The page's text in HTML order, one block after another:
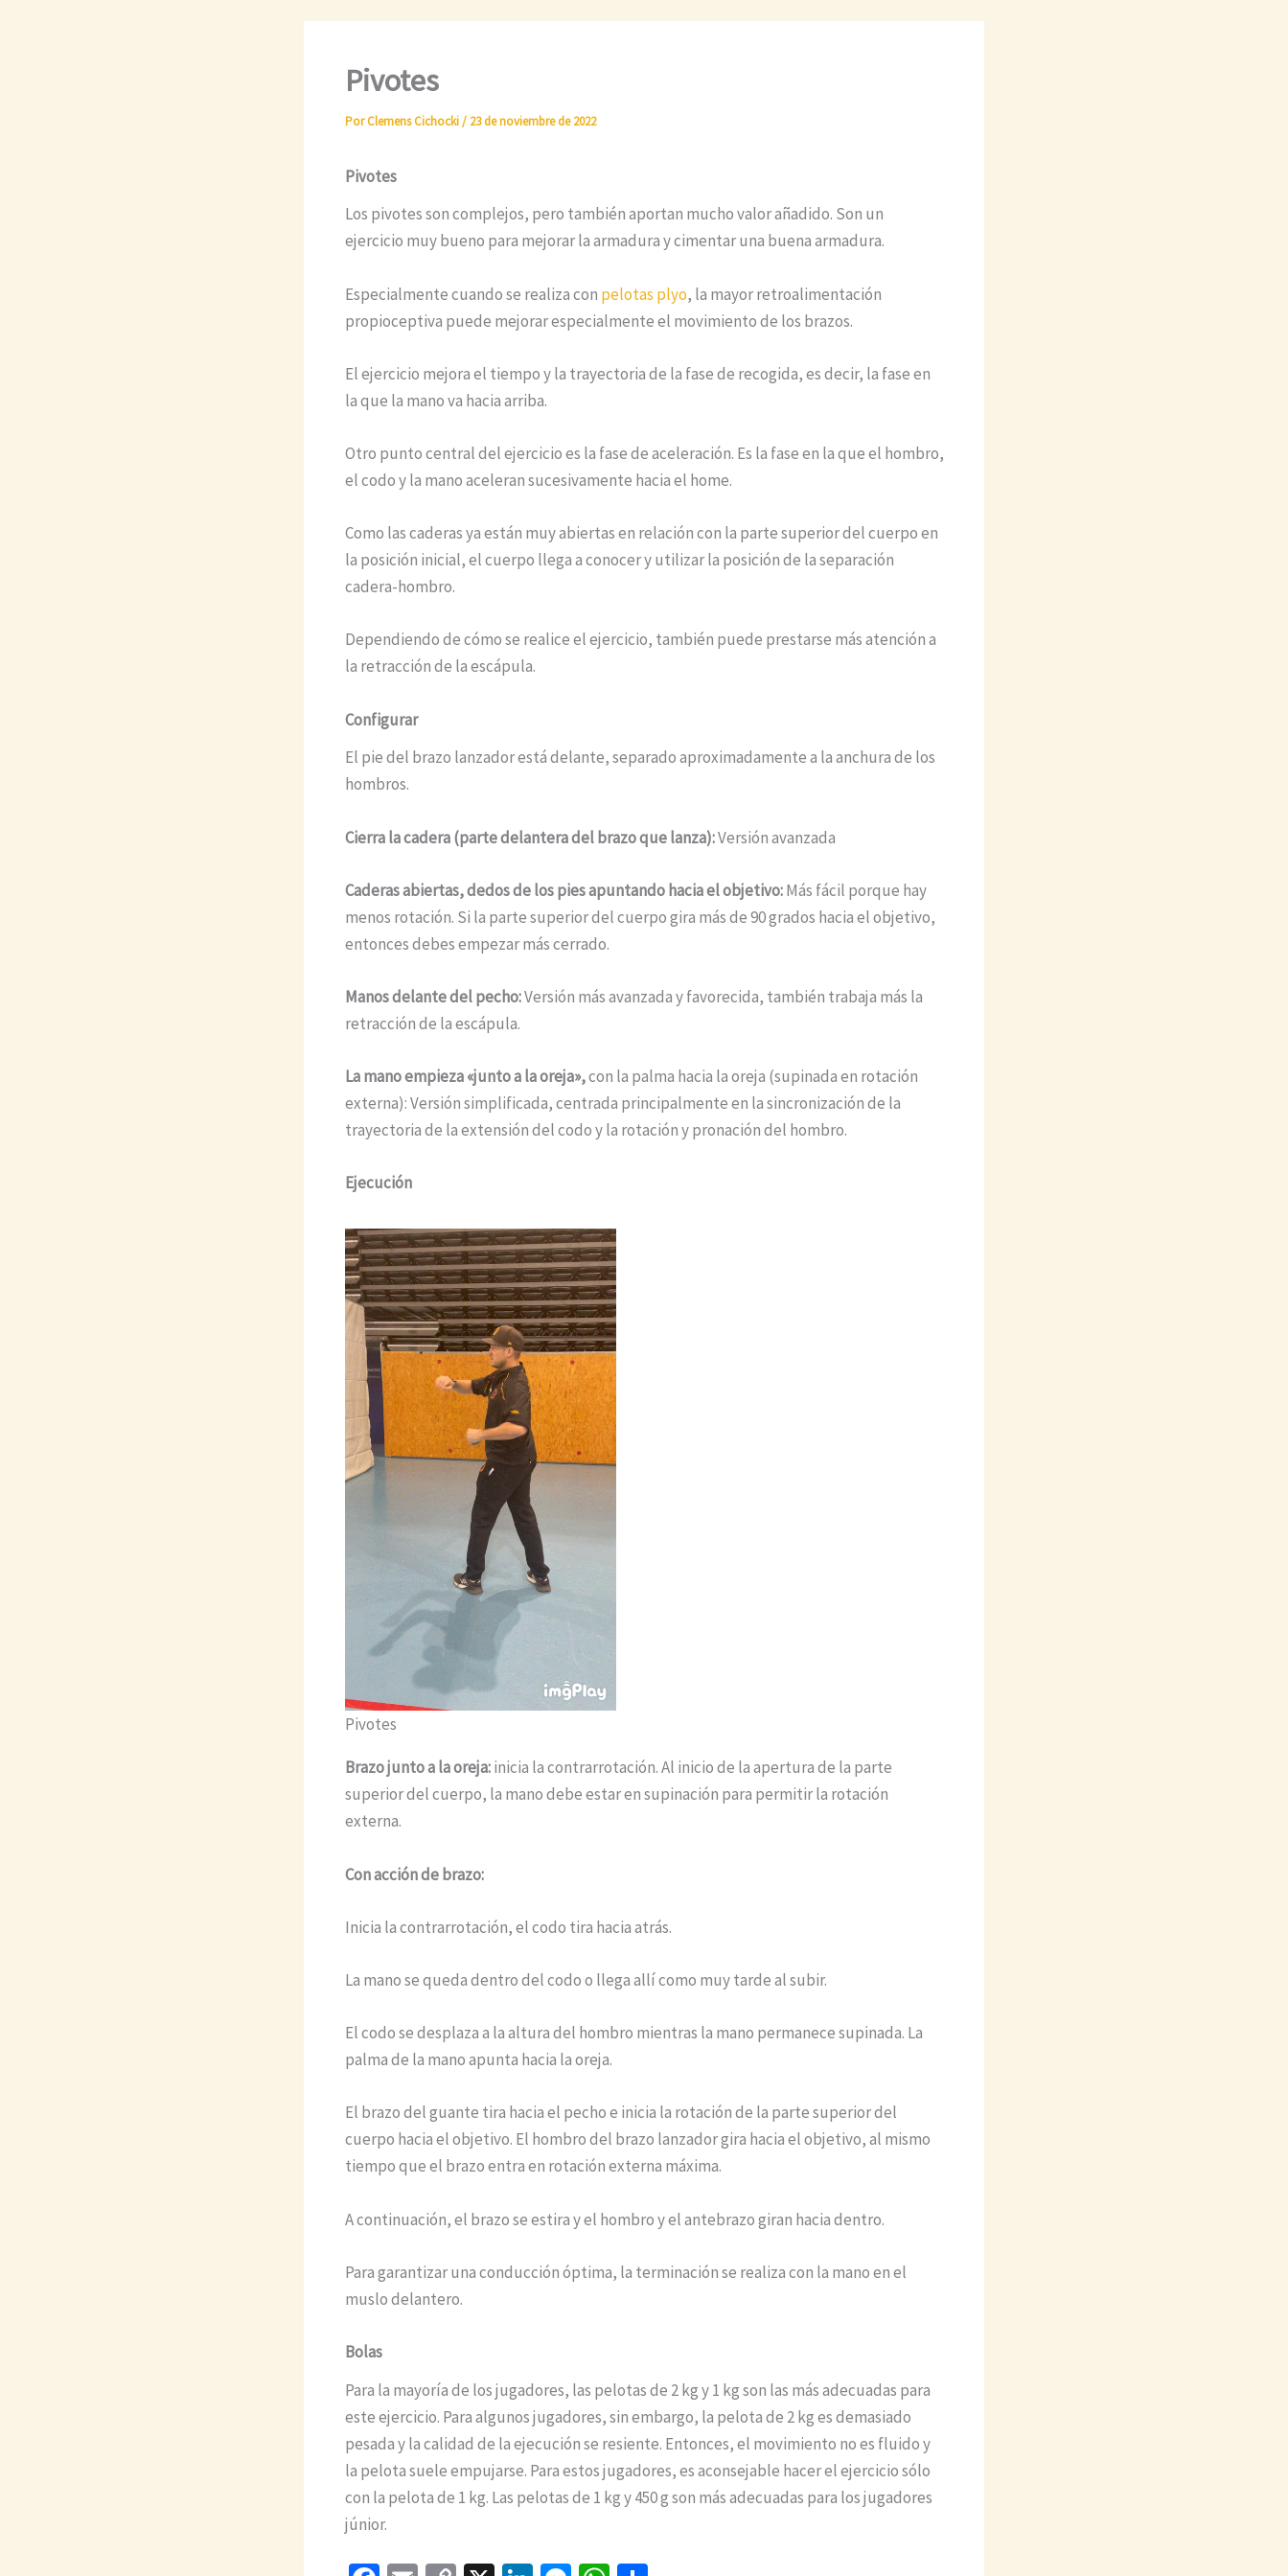
Pivotes
PorClemens Cichocki/ 23 de noviembre de 2022
Pivotes
Los pivotes son complejos, pero también aportan mucho valor añadido. Son un
ejercicio muy bueno para mejorar la armadura y cimentar una buena armadura.
Especialmente cuando se realiza con pelotas plyo, la mayor retroalimentación
propioceptiva puede mejorar especialmente el movimiento de los brazos.
El ejercicio mejora el tiempo y la trayectoria de la fase de recogida, es decir, la fase en
la que la mano va hacia arriba.
Otro punto central del ejercicio es la fase de aceleración. Es la fase en la que el hombro,
el codo y la mano aceleran sucesivamente hacia el home.
Como las caderas ya están muy abiertas en relación con la parte superior del cuerpo en
la posición inicial, el cuerpo llega a conocer y utilizar la posición de la separación
cadera-hombro.
Dependiendo de cómo se realice el ejercicio, también puede prestarse más atención a
la retracción de la escápula.
Configurar
El pie del brazo lanzador está delante, separado aproximadamente a la anchura de los
hombros.
Cierra la cadera (parte delantera del brazo que lanza):Versión avanzada
Caderas abiertas, dedos de los pies apuntando hacia el objetivo:Más fácil porque hay
menos rotación. Si la parte superior del cuerpo gira más de 90 grados hacia el objetivo,
entonces debes empezar más cerrado.
Manos delante del pecho:Versión más avanzada y favorecida, también trabaja más la
retracción de la escápula.
La mano empieza «junto a la oreja»,con la palma hacia la oreja (supinada en rotación
externa): Versión simplificada, centrada principalmente en la sincronización de la
trayectoria de la extensión del codo y la rotación y pronación del hombro.
Ejecución
Pivotes
Brazo junto a la oreja:inicia la contrarrotación. Al inicio de la apertura de la parte
superior del cuerpo, la mano debe estar en supinación para permitir la rotación
externa.
Con acción de brazo:
Inicia la contrarrotación, el codo tira hacia atrás.
La mano se queda dentro del codo o llega allí como muy tarde al subir.
El codo se desplaza a la altura del hombro mientras la mano permanece supinada. La
palma de la mano apunta hacia la oreja.
El brazo del guante tira hacia el pecho e inicia la rotación de la parte superior del
cuerpo hacia el objetivo. El hombro del brazo lanzador gira hacia el objetivo, al mismo
tiempo que el brazo entra en rotación externa máxima.
A continuación, el brazo se estira y el hombro y el antebrazo giran hacia dentro.
Para garantizar una conducción óptima, la terminación se realiza con la mano en el
muslo delantero.
Bolas
Para la mayoría de los jugadores, las pelotas de 2 kg y 1 kg son las más adecuadas para
este ejercicio. Para algunos jugadores, sin embargo, la pelota de 2 kg es demasiado
pesada y la calidad de la ejecución se resiente. Entonces, el movimiento no es fluido y
la pelota suele empujarse. Para estos jugadores, es aconsejable hacer el ejercicio sólo
con la pelota de 1 kg. Las pelotas de 1 kg y 450 g son más adecuadas para los jugadores
júnior.